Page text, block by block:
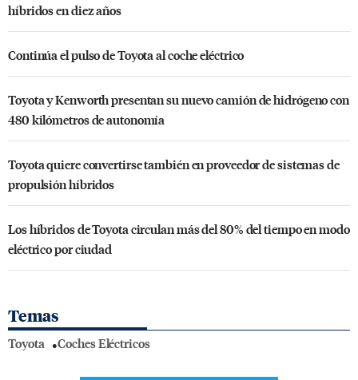
híbridos en diez años
Continúa el pulso de Toyota al coche eléctrico
Toyota y Kenworth presentan su nuevo camión de hidrógeno con
480 kilómetros de autonomía
Toyota quiere convertirse también en proveedor de sistemas de
propulsión híbridos
Los híbridos de Toyota circulan más del 80% del tiempo en modo
eléctrico por ciudad
Temas
Toyota Coches Eléctricos